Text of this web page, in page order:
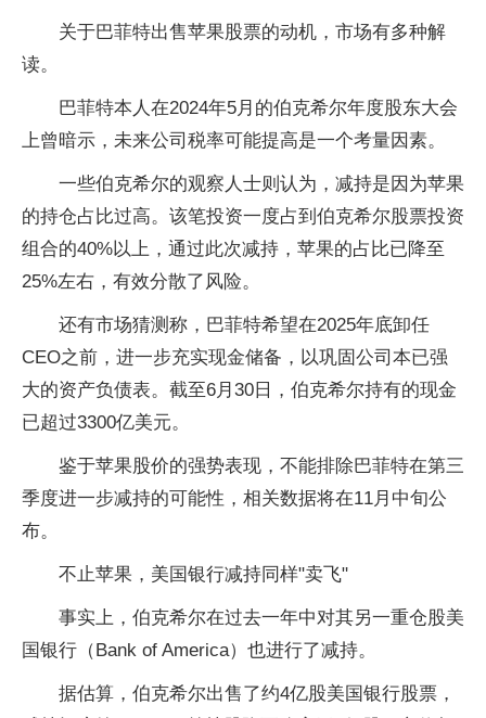
关于巴菲特出售苹果股票的动机，市场有多种解
读。
巴菲特本人在2024年5月的伯克希尔年度股东大会
上曾暗示，未来公司税率可能提高是一个考量因素。
一些伯克希尔的观察人士则认为，减持是因为苹果
的持仓占比过高。该笔投资一度占到伯克希尔股票投资
组合的40%以上，通过此次减持，苹果的占比已降至
25%左右，有效分散了风险。
还有市场猜测称，巴菲特希望在2025年底卸任
CEO之前，进一步充实现金储备，以巩固公司本已强
大的资产负债表。截至6月30日，伯克希尔持有的现金
已超过3300亿美元。
鉴于苹果股价的强势表现，不能排除巴菲特在第三
季度进一步减持的可能性，相关数据将在11月中旬公
布。
不止苹果，美国银行减持同样"卖飞"
事实上，伯克希尔在过去一年中对其另一重仓股美
国银行（Bank of America）也进行了减持。
据估算，伯克希尔出售了约4亿股美国银行股票，